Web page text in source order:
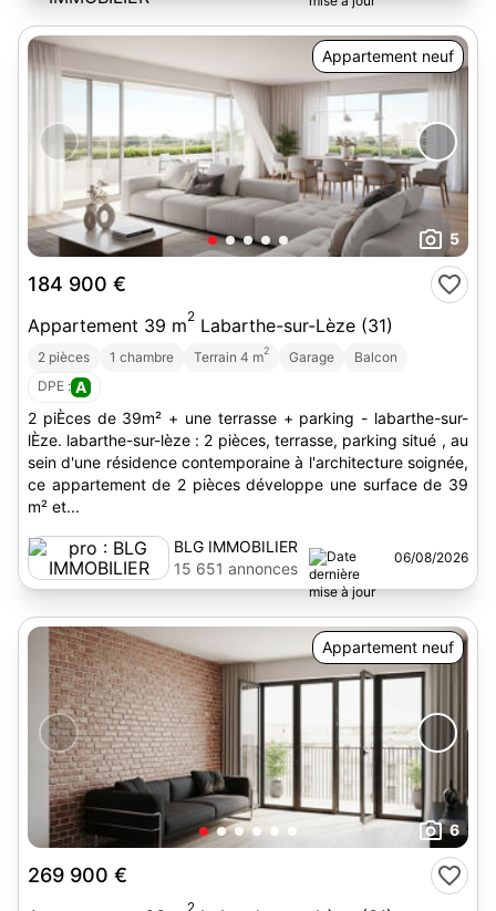
Appartement neuf
5
184 900 €
Appartement 39 m2 Labarthe-sur-Lèze (31)
2 pièces 1 chambre Terrain 4 m2 Garage
Balcon
DPE : A
2 piÈces de 39m² + une terrasse + parking - labarthe-sur-
lÈze. labarthe-sur-lèze : 2 pièces, terrasse, parking situé , au
sein d'une résidence contemporaine à l'architecture soignée,
ce appartement de 2 pièces développe une surface de 39
m² et...
BLG IMMOBILIER
15 651 annonces
06/08/2026
Appartement neuf
6
269 900 €
2